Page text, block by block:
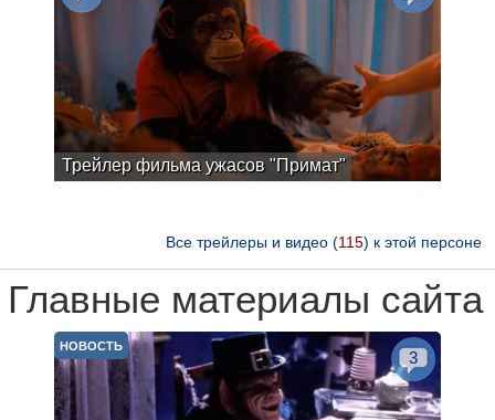
Трейлер фильма ужасов "Примат"
Все трейлеры и видео (115) к этой персоне
Главные материалы сайта
НОВОСТЬ
3